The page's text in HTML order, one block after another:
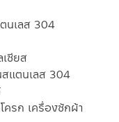
นเลส 304
ซียส
แตนเลส 304
ครก เครื่องซักผ้า